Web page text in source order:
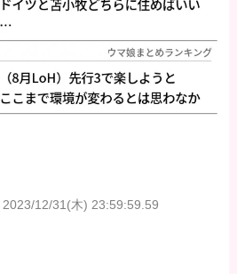
2023/12/31(木) 23:59:59.59